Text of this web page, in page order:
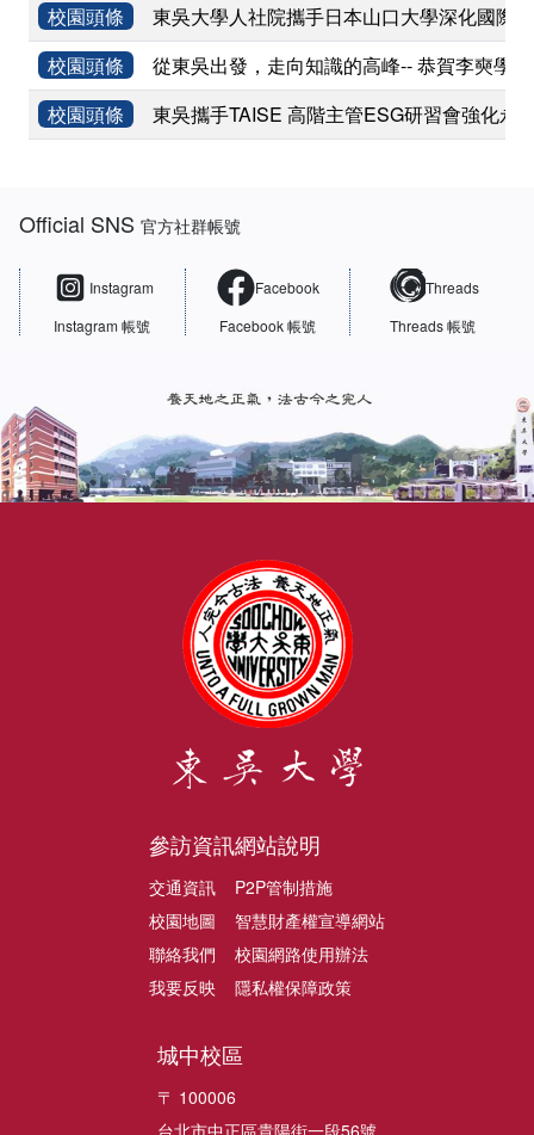
校園頭條
東吳大學人社院攜手日本山口大學深化國際
校園頭條
從東吳出發，走向知識的高峰-- 恭賀李奭學
校園頭條
東吳攜手TAISE 高階主管ESG研習會強化永
Official SNS官方社群帳號
Instagram
Instagram 帳號
Facebook
Facebook 帳號
Threads
Threads 帳號
參訪資訊
交通資訊
校園地圖
聯絡我們
我要反映
網站說明
P2P管制措施
智慧財產權宣導網站
校園網路使用辦法
隱私權保障政策
城中校區
〒 100006